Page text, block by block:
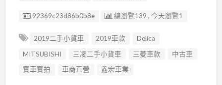
廣告编號
92369c23d86b0b8e 總瀏覽139 , 今天瀏覽1
2019二手小貨車 2019車款
Delica
MITSUBISHI
三凌二手小貨車 三菱車款
中古車
實車實拍
車商直營 鑫宏車業